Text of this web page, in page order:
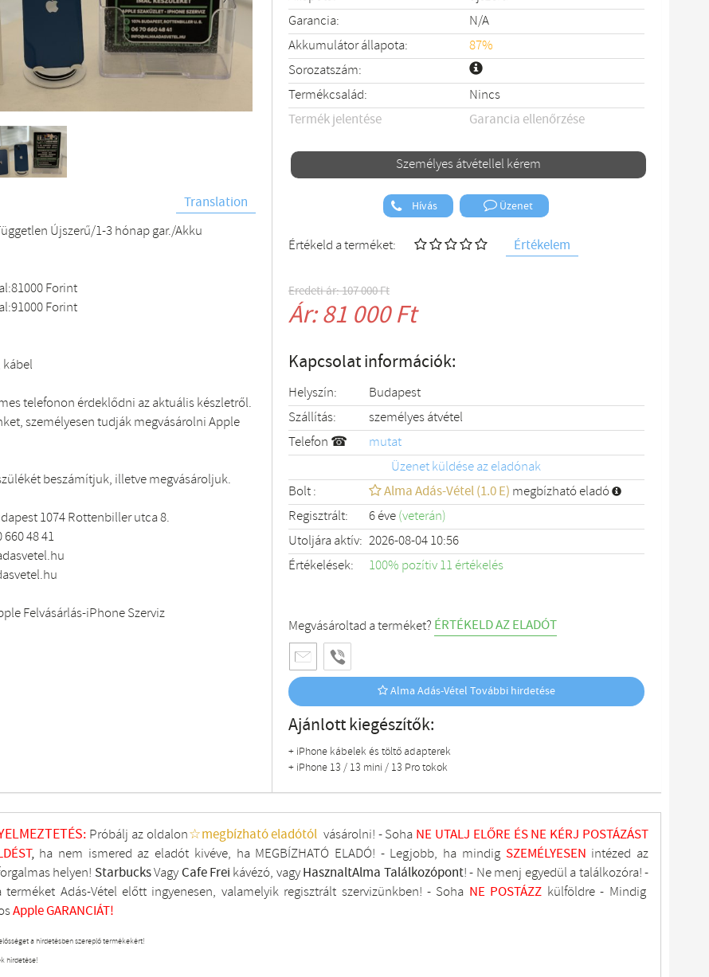
Next
Translation
Újszerű/1-3 hónap gar./Akku
Forint
Forint
telefonon érdeklődni az aktuális készletről.
személyesen tudják megvásárolni Apple
beszámítjuk, illetve megvásároljuk.
1074 Rottenbiller utca 8.
48 41
Felvásárlás-iPhone Szerviz
Garancia:
N/A
Akkumulátor állapota:
87%
Sorozatszám:
Termékcsalád:
Nincs
Termék jelentése
Garancia ellenőrzése
Személyes átvétellel kérem
Hívás Üzenet
Értékeld a terméket: Értékelem
Eredeti ár: 107 000 Ft
Ár: 81 000 Ft
Kapcsolat információk:
Helyszín:
Budapest
Szállítás:
személyes átvétel
Telefon ☎
mutat
Üzenet küldése az eladónak
Bolt :
Alma Adás-Vétel (1.0 E) megbízható eladó
Regisztrált:
6 éve(veterán)
Utoljára aktív: 2026-08-04 10:56
Értékelések:
100% pozítiv 11 értékelés
Megvásároltad a terméket? ÉRTÉKELD AZ ELADÓT
Alma Adás-Vétel További hirdetése
Ajánlott kiegészítők:
+ iPhone kábelek és töltő adapterek
+ iPhone 13 / 13 mini / 13 Pro tokok
Próbálj az oldalon☆megbízható eladótól vásárolni! - Soha NE UTALJ ELŐRE ÉS NE KÉRJ POSTÁZÁST
, ha nem ismered az eladót kivéve, ha MEGBÍZHATÓ ELADÓ! - Legjobb, ha mindig SZEMÉLYESEN intézed az
helyen! StarbucksVagyCafe Frei kávézó, vagyHasznaltAlma Találkozópont!- Ne menj egyedül a találkozóra! -
terméket Adás-Vétel előtt ingyenesen, valamelyik regisztrált szervizünkben! - Soha NE POSTÁZZ külföldre- Mindig
Apple GARANCIÁT!
a hirdetésben szereplő termékekért!
hirdetése!